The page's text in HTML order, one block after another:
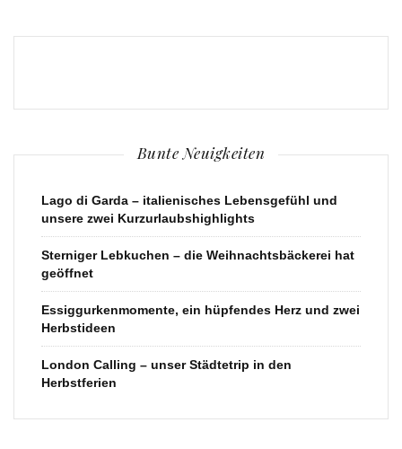
Bunte Neuigkeiten
Lago di Garda – italienisches Lebensgefühl und
unsere zwei Kurzurlaubshighlights
Sterniger Lebkuchen – die Weihnachtsbäckerei hat
geöffnet
Essiggurkenmomente, ein hüpfendes Herz und zwei
Herbstideen
London Calling – unser Städtetrip in den
Herbstferien